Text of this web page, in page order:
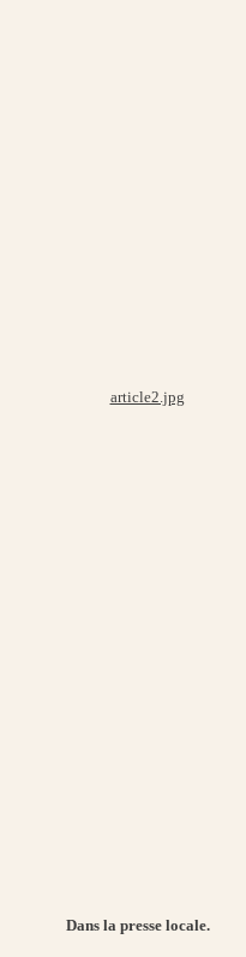
Dans la presse locale.